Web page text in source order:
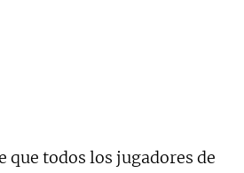
que todos los jugadores de